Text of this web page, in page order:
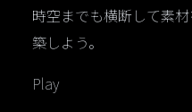
時空までも横断して素
築しよう。
Play